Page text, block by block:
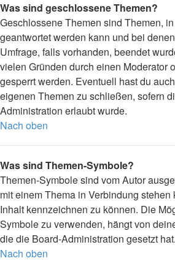
Was sind geschlossene Themen?
Geschlossene Themen sind Themen,
geantwortet werden kann und bei
Umfrage, falls vorhanden, beendet
vielen Gründen durch einen Moderator
gesperrt werden. Eventuell hast du
eigenen Themen zu schließen, sofern
Administration erlaubt wurde.
Nach oben
Was sind Themen-Symbole?
Themen-Symbole sind vom Autor
mit einem Thema in Verbindung stehen
Inhalt kennzeichnen zu können. Die
Symbole zu verwenden, hängt von
die die Board-Administration gesetzt hat.
Nach oben